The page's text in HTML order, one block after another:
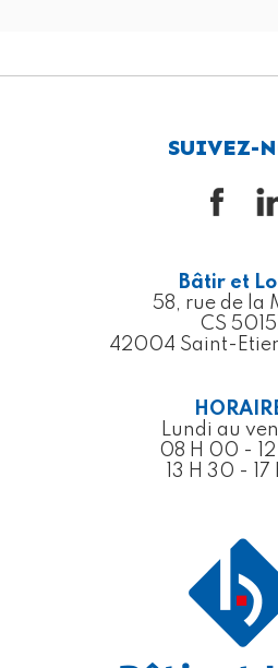
SUIVEZ-
Bâtir et
58, rue de la
CS
42004 Saint-
Lundi au
08 H 00 -
13 H 30 -